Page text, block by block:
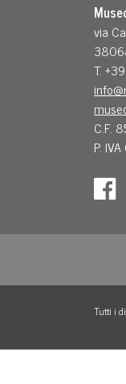
via
T.
C.F.
P.
Tutti i